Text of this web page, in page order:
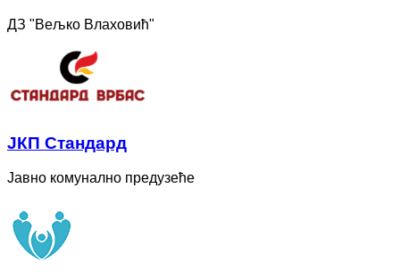
ДЗ "Вељко Влаховић"
ЈКП Стандард
Јавно комунално предузеће